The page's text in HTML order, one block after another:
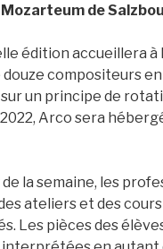
de
édition accueillera à
compositeurs
un principe de
Arco sera
de la semaine, les
ateliers et des
Les pièces des